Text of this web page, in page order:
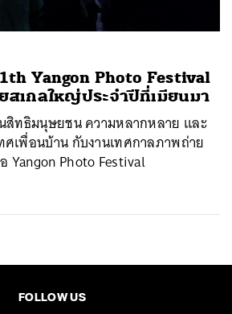
Yangon Photo Festival
สเกลใหญ่ประจำปีที่เมียนมา
นสิทธิมนุษยชน ความหลากหลาย และ
ศเพื่อนบ้าน กับงานเทศกาลภาพถ่าย
Yangon Photo Festival
FOLLOW US
TWEET LINE